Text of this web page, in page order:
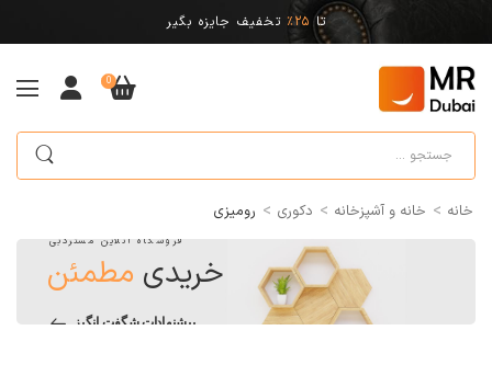
تا 25% تخفیف جایزه بگیر
0
خانه > خانه و آشپزخانه > دکوری > رومیزی
فروشگاه آنلاین مستردبی
خریدی مطمئن
پیشنهادات شگفت انگیز